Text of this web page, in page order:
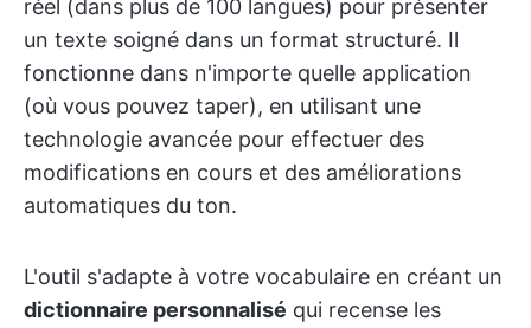
réel (dans plus de 100 langues) pour présenter
un texte soigné dans un format structuré. Il
fonctionne dans n'importe quelle application
(où vous pouvez taper), en utilisant une
technologie avancée pour effectuer des
modifications en cours et des améliorations
automatiques du ton.
L'outil s'adapte à votre vocabulaire en créant un
dictionnaire personnalisé qui recense les